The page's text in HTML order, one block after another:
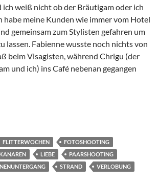
ich weiß nicht ob der Bräutigam oder ich
habe meine Kunden wie immer vom Hotel
gemeinsam zum Stylisten gefahren um
lassen. Fabienne wusste noch nichts von
beim Visagisten, während Chrigu (der
und ich) ins Café nebenan gegangen
Shootings
FLITTERWOCHEN
FOTOSHOOTING
KANAREN LIEBE
PAARSHOOTING
STRAND
VERLOBUNG